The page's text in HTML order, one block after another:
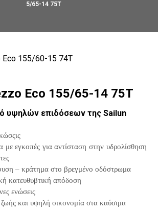
5/65-14 75T
Eco 155/65-14 75T
υψηλών επιδόσεων της Sailun
με εγκοπές για αντίσταση στην υδρολίσθηση
– κράτημα στο βρεγμένο οδόστρωμα
κατευθυβτική απόδοση
ενώσεις
και υψηλή οικονομία στα καύσιμα